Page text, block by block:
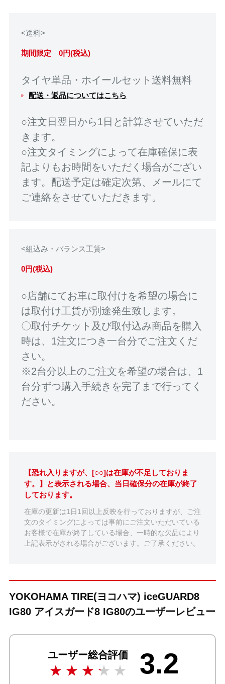
<送料>
期間限定 0円(税込)
タイヤ単品・ホイールセット送料無料
配送・返品についてはこちら
○注文日翌日から1日と計算させていただ
きます。
○注文タイミングによって在庫確保に表
記よりもお時間をいただく場合がござい
ます。配送予定は確定次第、メールにて
ご連絡をさせていただきます。
<組込み・バランス工賃>
0円(税込)
○店舗にてお車に取付けを希望の場合に
は取付け工賃が別途発生致します。
〇取付チケット及び取付込み商品を購入
時は、1注文につき一台分でご注文くだ
さい。
※2台分以上のご注文を希望の場合は、1
台分ずつ購入手続きを完了まで行ってく
ださい。
【恐れ入りますが、[○○]は在庫が不足しておりま
す。】と表示される場合、当日確保分の在庫が終了
しております。
在庫の更新は1日1回以上反映を行っておりますが、ご注
文のタイミングによっては事前にご注文いただいている
お客様で在庫が終了している場合、一時的な欠品により
上記表示がされる場合がございます。ご了承ください。
YOKOHAMA TIRE(ヨコハマ) iceGUARD8
IG80 アイスガード8 IG80のユーザーレビュー
ユーザー総合評価 3.2